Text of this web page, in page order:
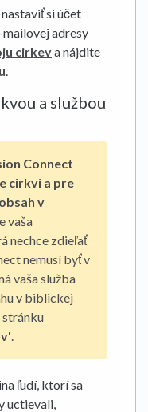
si účet
adresy
cirkeva nájdite
.
a službou
Connect
cirkvi a pre
v
vaša
nechce zdieľať
nemusí byť v
vaša služba
v biblickej
stránku
.
ľudí, ktorí sa
uctievali,